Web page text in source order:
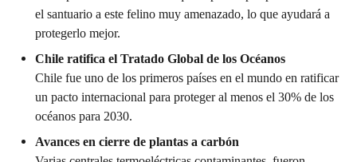
el santuario a este felino muy amenazado, lo que ayudará a
protegerlo mejor.
Chile ratifica el Tratado Global de los Océanos
Chile fue uno de los primeros países en el mundo en ratificar
un pacto internacional para proteger al menos el 30% de los
océanos para 2030.
Avances en cierre de plantas a carbón